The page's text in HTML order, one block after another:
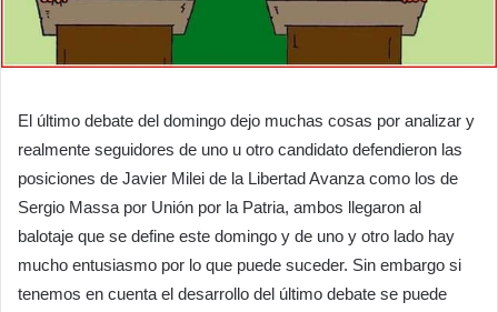
El último debate del domingo dejo muchas cosas por analizar y
realmente seguidores de uno u otro candidato defendieron las
posiciones de Javier Milei de la Libertad Avanza como los de
Sergio Massa por Unión por la Patria, ambos llegaron al
balotaje que se define este domingo y de uno y otro lado hay
mucho entusiasmo por lo que puede suceder. Sin embargo si
tenemos en cuenta el desarrollo del último debate se puede